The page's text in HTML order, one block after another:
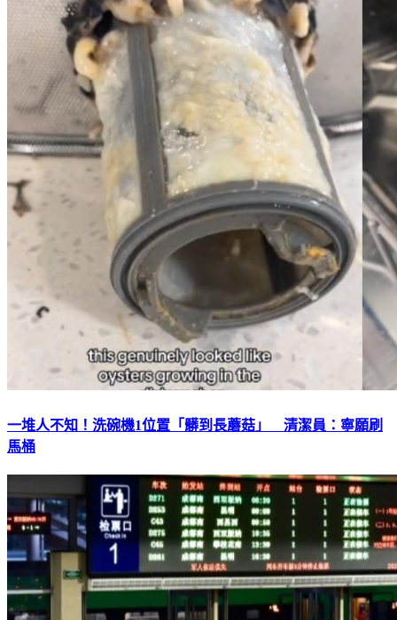
一堆人不知！洗碗機1位置「髒到長蘑菇」 清潔員：寧願刷
馬桶